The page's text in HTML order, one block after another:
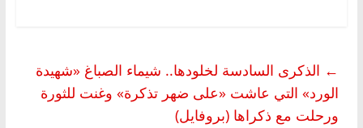
← الذكرى السادسة لخلودها.. شيماء الصباغ «شهيدة
الورد» التي عاشت «على ضهر تذكرة» وغنت للثورة
ورحلت مع ذكراها (بروفايل)